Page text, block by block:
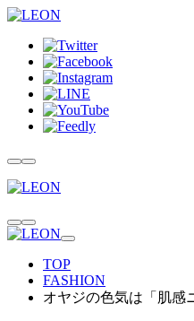
TOP
FASHION
オヤジの色気は「肌感